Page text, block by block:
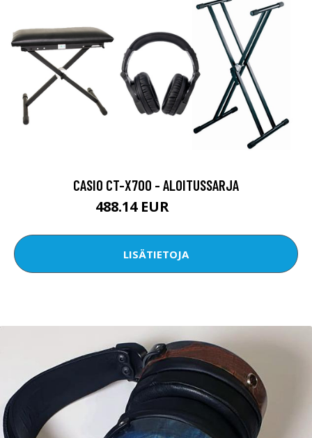
CASIO CT-X700 - ALOITUSSARJA
488.14 EUR
LISÄTIETOJA